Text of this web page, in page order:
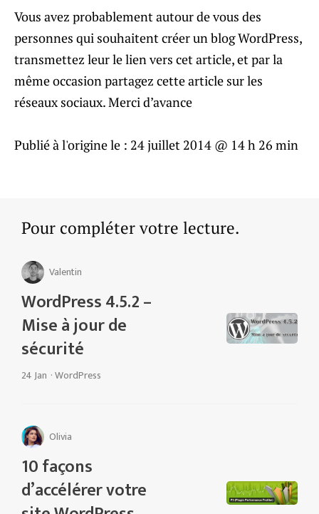
Vous avez probablement autour de vous des
personnes qui souhaitent créer un blog WordPress,
transmettez leur le lien vers cet article, et par la
même occasion partagez cette article sur les
réseaux sociaux. Merci d’avance
Publié à l'origine le : 24 juillet 2014 @ 14 h 26 min
Pour compléter votre lecture.
Valentin
WordPress 4.5.2 –
Mise à jour de
sécurité
24 Jan ·WordPress
Olivia
10 façons
d’accélérer votre